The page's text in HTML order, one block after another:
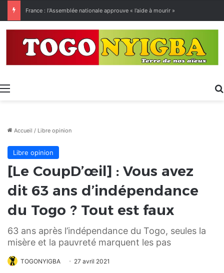
Menu
Accueil / Libre opinion
Libre opinion
[Le CoupD’œil] : Vous avez
dit 63 ans d’indépendance
du Togo ? Tout est faux
63 ans après l’indépendance du Togo, seules la
misère et la pauvreté marquent les pas
TOGONYIGBA 27 avril 2021